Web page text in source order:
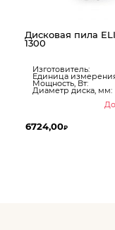
Дисковая пила
1300
Изготовитель:
Единица
Мощность, Вт:
Диаметр диска, мм:
6724,00₽